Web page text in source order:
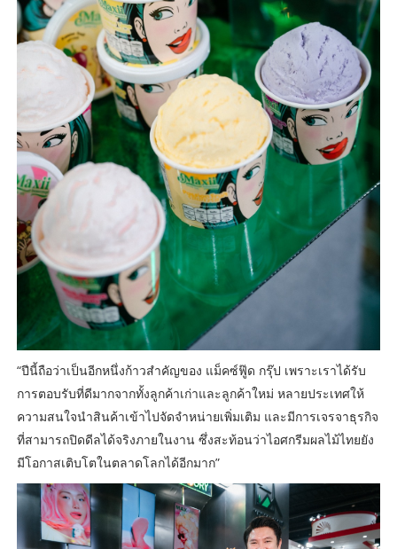
“ปีนี้ถือว่าเป็นอีกหนึ่งก้าวสำคัญของ แม็คซ์ฟู๊ด กรุ๊ป เพราะเราได้รับ
การตอบรับที่ดีมากจากทั้งลูกค้าเก่าและลูกค้าใหม่ หลายประเทศให้
ความสนใจนำสินค้าเข้าไปจัดจำหน่ายเพิ่มเติม และมีการเจรจาธุรกิจ
ที่สามารถปิดดีลได้จริงภายในงาน ซึ่งสะท้อนว่าไอศกรีมผลไม้ไทยยัง
มีโอกาสเติบโตในตลาดโลกได้อีกมาก”